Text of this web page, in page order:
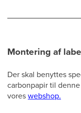
Montering af
Der skal benyttes
carbonpapir til
voreswebshop.